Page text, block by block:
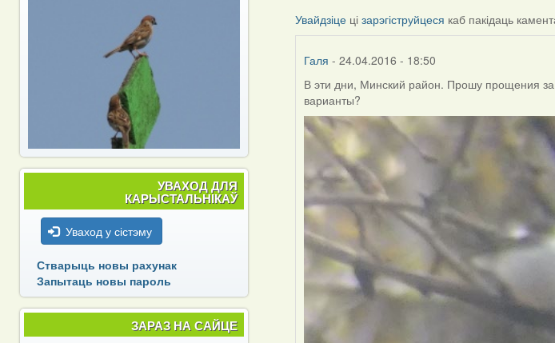
Увайдзіце цізарэгіструйцеся каб пакідаць
Галя - 24.04.2016 - 18:50
В эти дни, Минский район. Прошу прощения
варианты?
УВАХОД ДЛЯ
КАРЫСТАЛЬНІКАЎ
Уваход у сістэму
Стварыць новы рахунак
Запытаць новы пароль
ЗАРАЗ НА САЙЦЕ